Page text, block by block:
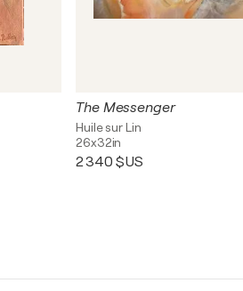
The Messenger
Huile sur Lin
26x32in
2 340 $US